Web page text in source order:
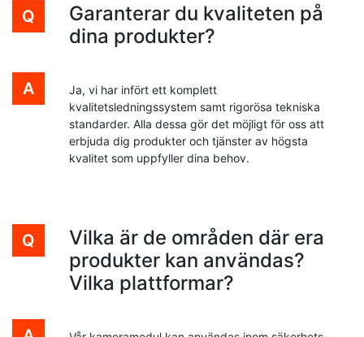
Garanterar du kvaliteten på
dina produkter?
Ja, vi har infört ett komplett
kvalitetsledningssystem samt rigorösa tekniska
standarder. Alla dessa gör det möjligt för oss att
erbjuda dig produkter och tjänster av högsta
kvalitet som uppfyller dina behov.
Vilka är de områden där era
produkter kan användas?
Vilka plattformar?